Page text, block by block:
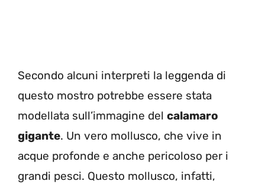
Secondo alcuni interpreti la leggenda di
questo mostro potrebbe essere stata
modellata sull’immagine del calamaro
gigante. Un vero mollusco, che vive in
acque profonde e anche pericoloso per i
grandi pesci. Questo mollusco, infatti,